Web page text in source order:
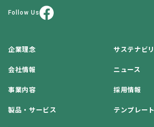
Follow Us
企業理念 サステナビ
会社情報 ニュース
事業内容 採用情報
製品・サービス テンプレー